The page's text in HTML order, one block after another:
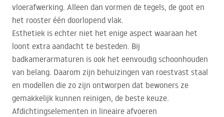
vloerafwerking. Alleen dan vormen de tegels, de goot en
het rooster één doorlopend vlak.
Esthetiek is echter niet het enige aspect waaraan het
loont extra aandacht te besteden. Bij
badkamerarmaturen is ook het eenvoudig schoonhouden
van belang. Daarom zijn behuizingen van roestvast staal
en modellen die zo zijn ontworpen dat bewoners ze
gemakkelijk kunnen reinigen, de beste keuze.
Afdichtingselementen in lineaire afvoeren